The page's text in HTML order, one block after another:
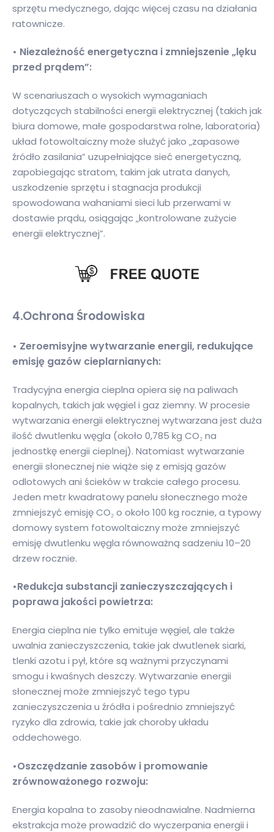
sprzętu medycznego, dając więcej czasu na działania
ratownicze.
• Niezależność energetyczna i zmniejszenie „lęku
przed prądem”:
W scenariuszach o wysokich wymaganiach
dotyczących stabilności energii elektrycznej (takich jak
biura domowe, małe gospodarstwa rolne, laboratoria)
układ fotowoltaiczny może służyć jako „zapasowe
źródło zasilania” uzupełniające sieć energetyczną,
zapobiegając stratom, takim jak utrata danych,
uszkodzenie sprzętu i stagnacja produkcji
spowodowana wahaniami sieci lub przerwami w
dostawie prądu, osiągając „kontrolowane zużycie
energii elektrycznej”.
4.Ochrona Środowiska
• Zeroemisyjne wytwarzanie energii, redukujące
emisję gazów cieplarnianych:
Tradycyjna energia cieplna opiera się na paliwach
kopalnych, takich jak węgiel i gaz ziemny. W procesie
wytwarzania energii elektrycznej wytwarzana jest duża
ilość dwutlenku węgla (około 0,785 kg CO₂ na
jednostkę energii cieplnej). Natomiast wytwarzanie
energii słonecznej nie wiąże się z emisją gazów
odlotowych ani ścieków w trakcie całego procesu.
Jeden metr kwadratowy panelu słonecznego może
zmniejszyć emisję CO₂ o około 100 kg rocznie, a typowy
domowy system fotowoltaiczny może zmniejszyć
emisję dwutlenku węgla równoważną sadzeniu 10–20
drzew rocznie.
•Redukcja substancji zanieczyszczających i
poprawa jakości powietrza:
Energia cieplna nie tylko emituje węgiel, ale także
uwalnia zanieczyszczenia, takie jak dwutlenek siarki,
tlenki azotu i pył, które są ważnymi przyczynami
smogu i kwaśnych deszczy. Wytwarzanie energii
słonecznej może zmniejszyć tego typu
zanieczyszczenia u źródła i pośrednio zmniejszyć
ryzyko dla zdrowia, takie jak choroby układu
oddechowego.
•Oszczędzanie zasobów i promowanie
zrównoważonego rozwoju:
Energia kopalna to zasoby nieodnawialne. Nadmierna
ekstrakcja może prowadzić do wyczerpania energii i